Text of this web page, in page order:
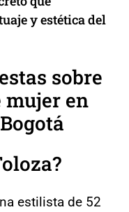
y estética del
sobre
mujer en
estilista de 52